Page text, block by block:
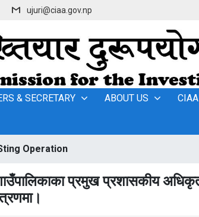
ujuri@ciaa.gov.np
& SECRETARY ABOUT US
Operation
गाउँपालिकाका प्रमुख प्रशासकीय